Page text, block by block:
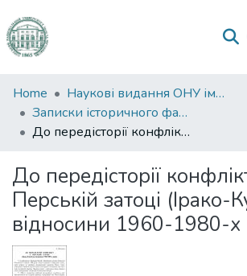
Communities
&
Collections
Statistics
Home
Наукові видання ОНУ імені І. І. Мечникова
Записки історичного факультету
До передісторії конфлікту у Перській затоці (Ірако-Кувейтські відносини 1960-1980-х років)
До передісторії
Перській затоці (Ірако-
відносини 1960-1980-х